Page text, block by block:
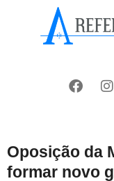
Oposição da
formar novo